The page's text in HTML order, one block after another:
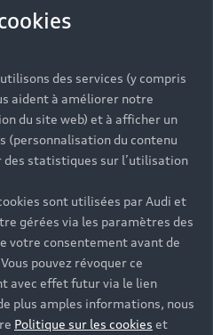
un garage
de formations poussées
prise en charge possible
sont formés à détecter et à
nécessaires, ainsi
de votre Audi, pour
votre confort. En confiant
Audi, vous bénéficiez d’un
par la marque, un
Audi. De plus, chaque
dans le réseau vous offre
des services (y compris
aident à améliorer notre
du site web) et à afficher un
(personnalisation du contenu
des statistiques sur l’utilisation
sont utilisées par Audi et
gérées via les paramètres des
votre consentement avant de
pouvez révoquer ce
avec effet futur via le lien
plus amples informations, nous
Politique sur les cookies et